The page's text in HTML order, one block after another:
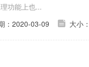
功能上也...
：2020-03-09 大小